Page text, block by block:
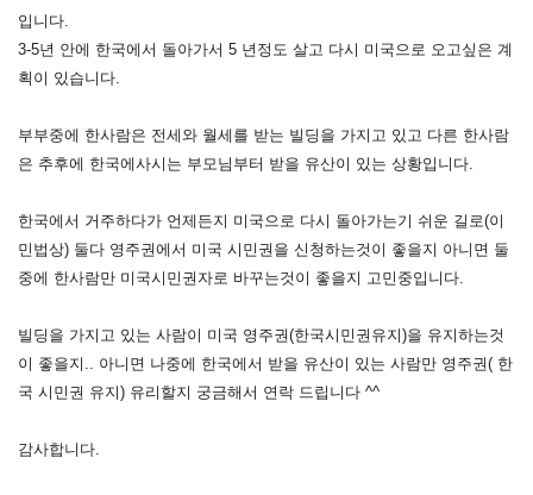
이
비
법
률
주
택/
부
동
입니다.
3-5년 안에 한국에서 돌아가서 5 년정도 살고 다시 미국으로 오고싶은 계
획이 있습니다.
부부중에 한사람은 전세와 월세를 받는 빌딩을 가지고 있고 다른 한사람
은 추후에 한국에사시는 부모님부터 받을 유산이 있는 상황입니다.
한국에서 거주하다가 언제든지 미국으로 다시 돌아가는기 쉬운 길로(이
민법상) 둘다 영주권에서 미국 시민권 을 신청하는것이 좋을지 아니면 둘
중에 한사람만 미국시민권 자로 바꾸는것이 좋을지 고민중입니다.
빌딩을 가지고 있는 사람이 미국 영주권(한국시민권 유지)을 유지하는것
이 좋을지.. 아니면 나중에 한국에서 받을 유산이 있는 사람만 영주권( 한
국 시민권 유지) 유리할지 궁금해서 연락 드립니다 ^^
감사합니다.